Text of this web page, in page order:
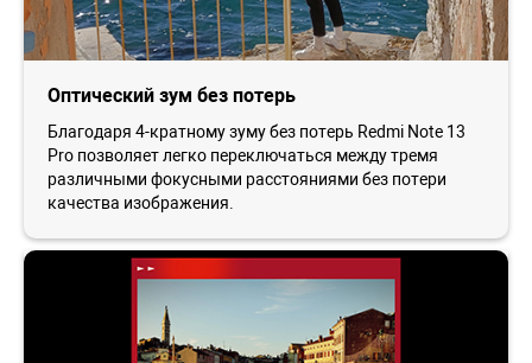
Оптический зум без потерь
Благодаря 4-кратному зуму без потерь Redmi Note 13
Pro позволяет легко переключаться между тремя
различными фокусными расстояниями без потери
качества изображения.